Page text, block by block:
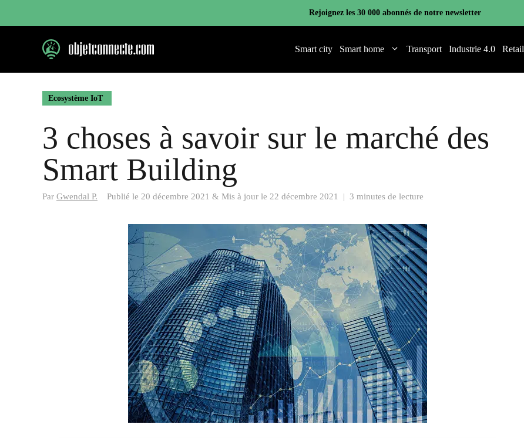
Rejoignez les 30 000 abonnés de notre newsletter
Smart city Smart home Transport Industrie 4.0 Retail
Ecosystème IoT
3 choses à savoir sur le marché des
Smart Building
Par Gwendal P. Publié le 20 décembre 2021 & Mis à jour le 22 décembre 2021 | 3 minutes de lecture